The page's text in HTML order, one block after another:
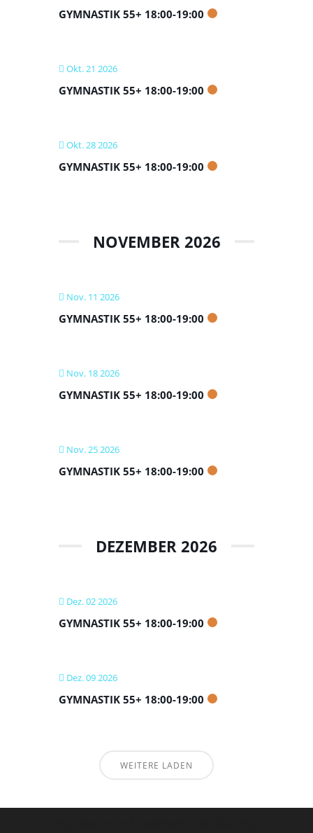
GYMNASTIK 55+ 18:00-19:00
Okt. 21 2026
GYMNASTIK 55+ 18:00-19:00
Okt. 28 2026
GYMNASTIK 55+ 18:00-19:00
NOVEMBER 2026
Nov. 11 2026
GYMNASTIK 55+ 18:00-19:00
Nov. 18 2026
GYMNASTIK 55+ 18:00-19:00
Nov. 25 2026
GYMNASTIK 55+ 18:00-19:00
DEZEMBER 2026
Dez. 02 2026
GYMNASTIK 55+ 18:00-19:00
Dez. 09 2026
GYMNASTIK 55+ 18:00-19:00
WEITERE LADEN